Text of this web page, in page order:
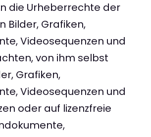
die Urheberrechte der
Bilder, Grafiken,
Videosequenzen und
von ihm selbst
Grafiken,
Videosequenzen und
oder auf lizenzfreie